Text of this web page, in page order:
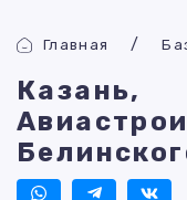
Главная
Казань,